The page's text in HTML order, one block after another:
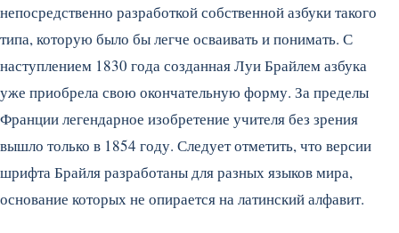
непосредственно разработкой собственной азбуки такого
типа, которую было бы легче осваивать и понимать. С
наступлением 1830 года созданная Луи Брайлем азбука
уже приобрела свою окончательную форму. За пределы
Франции легендарное изобретение учителя без зрения
вышло только в 1854 году. Следует отметить, что версии
шрифта Брайля разработаны для разных языков мира,
основание которых не опирается на латинский алфавит.